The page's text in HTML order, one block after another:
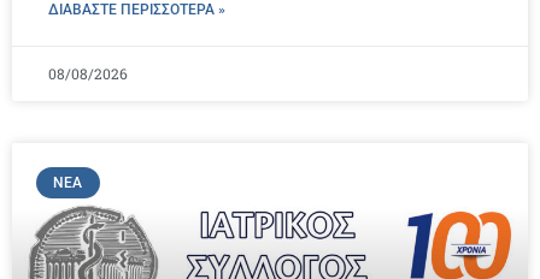
ΔΙΑΒΑΣΤΕ ΠΕΡΙΣΣΌΤΕΡΑ »
08/08/2026
ΝΈΑ